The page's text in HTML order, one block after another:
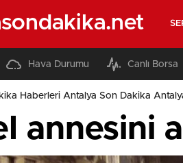
Hava Durumu Canlı Borsa
Haberleri Antalya Son Dakika
annesini